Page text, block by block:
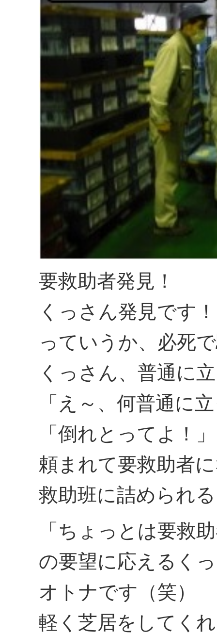
要救助者発見！
くっさん発見です！
っていうか、必死
くっさん、普通に
「え～、何普通に
「倒れとってよ！」
頼まれて要救助者
救助班に詰められ
「ちょっとは要救
の要望に応えるく
オトナです（笑）
軽く芝居をしてく